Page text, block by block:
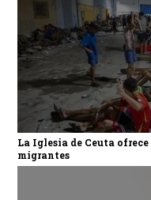
La Iglesia de Ceuta
migrantes